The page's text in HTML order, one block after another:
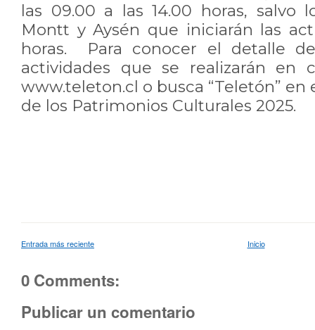
las 09.00 a las 14.00 horas, salvo
Montt y Aysén que iniciarán las
horas. Para conocer el detalle
actividades que se realizarán en
www.teleton.cl o busca “Teletón” en
de los Patrimonios Culturales 2025.
Entrada más reciente Inicio
0 Comments:
Publicar un comentario